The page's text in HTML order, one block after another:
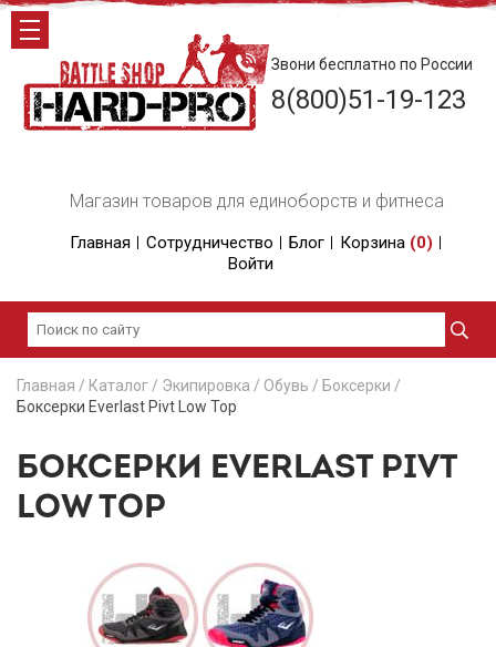
Магазин товаров для единоборств и фитнеса
Главная Сотрудничество Блог Корзина (0)
Войти
Звони бесплатно по России
8(800)51-19-123
Главная / Каталог / Экипировка / Обувь / Боксерки /
Боксерки Everlast Pivt Low Top
БОКСЕРКИ EVERLAST PIVT
LOW TOP